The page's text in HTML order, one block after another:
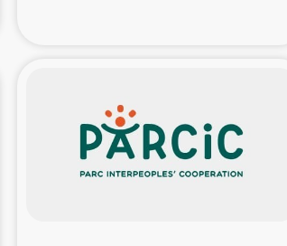
ヤ小規模紅茶農家支援
ベシ郡でのコーヒー畑改善事業